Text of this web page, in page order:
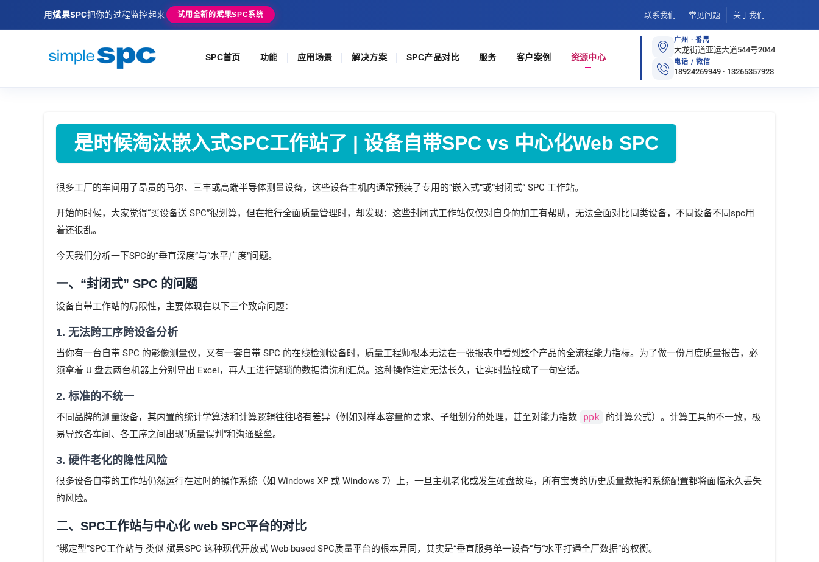
用斌果SPC把你的过程监控起来 试用全新的斌果SPC系统 联系我们 常见问题 关于我们
SPC首页 功能 应用场景 解决方案 SPC产品对比 服务 客户案例 资源中心
广州 · 番禺
大龙街道亚运大道544号2044
电话 / 微信
18924269949 · 13265357928
是时候淘汰嵌入式SPC工作站了 | 设备自带SPC vs 中心化Web SPC
很多工厂的车间用了昂贵的马尔、三丰或高端半导体测量设备，这些设备主机内通常预装了专用的“嵌入式”或“封闭式” SPC 工作站。
开始的时候，大家觉得“买设备送 SPC”很划算，但在推行全面质量管理时，却发现：这些封闭式工作站仅仅对自身的加工有帮助，无法全面对比同类设备，不同设备不同spc用
着还很乱。
今天我们分析一下SPC的“垂直深度”与“水平广度”问题。
一、“封闭式” SPC 的问题
设备自带工作站的局限性，主要体现在以下三个致命问题：
1. 无法跨工序跨设备分析
当你有一台自带 SPC 的影像测量仪，又有一套自带 SPC 的在线检测设备时，质量工程师根本无法在一张报表中看到整个产品的全流程能力指标。为了做一份月度质量报告，必
须拿着 U 盘去两台机器上分别导出 Excel，再人工进行繁琐的数据清洗和汇总。这种操作注定无法长久，让实时监控成了一句空话。
2. 标准的不统一
不同品牌的测量设备，其内置的统计学算法和计算逻辑往往略有差异（例如对样本容量的要求、子组划分的处理，甚至对能力指数 ppk
的计算公式）。计算工具的不一致，极
易导致各车间、各工序之间出现“质量误判”和沟通壁垒。
3. 硬件老化的隐性风险
很多设备自带的工作站仍然运行在过时的操作系统（如 Windows XP 或 Windows 7）上，一旦主机老化或发生硬盘故障，所有宝贵的历史质量数据和系统配置都将面临永久丢失
的风险。
二、SPC工作站与中心化 web SPC平台的对比
“绑定型”SPC工作站与 类似 斌果SPC 这种现代开放式 Web-based SPC质量平台的根本异同，其实是“垂直服务单一设备”与“水平打通全厂数据”的权衡。